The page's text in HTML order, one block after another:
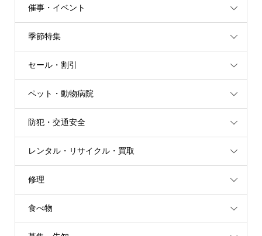
催事・イベント
季節特集
セール・割引
ペット・動物病院
防犯・交通安全
レンタル・リサイクル・買取
修理
食べ物